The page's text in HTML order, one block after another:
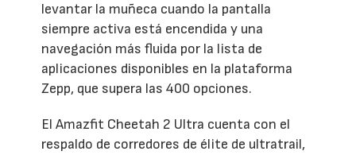
levantar la muñeca cuando la pantalla
siempre activa está encendida y una
navegación más fluida por la lista de
aplicaciones disponibles en la plataforma
Zepp, que supera las 400 opciones.
El Amazfit Cheetah 2 Ultra cuenta con el
respaldo de corredores de élite de ultratrail,